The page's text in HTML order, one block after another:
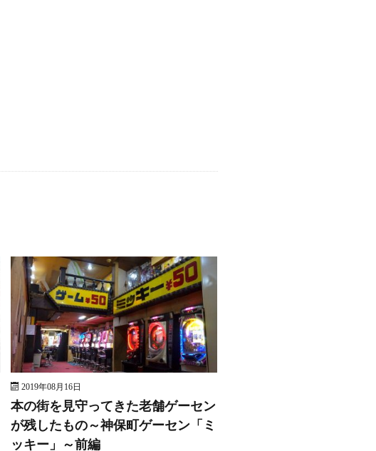
2019年08月16日
本の街を見守ってきた老舗ゲーセン
が残したもの～神保町ゲーセン「ミ
ッキー」～前編